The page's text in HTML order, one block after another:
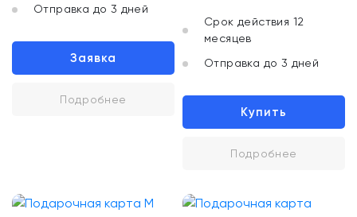
Отправка до 3 дней
Заявка
Подробнее
Срок действия 12
месяцев
Отправка до 3 дней
Купить
Подробнее